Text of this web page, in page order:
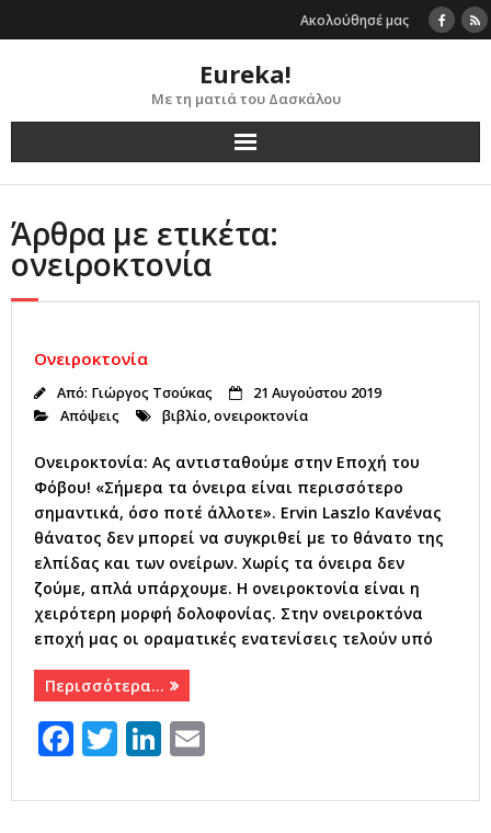
to
Ακολούθησέ μας
Eureka!
Με τη ματιά του Δασκάλου
Άρθρα με ετικέτα:
ονειροκτονία
Ονειροκτονία
Από: Γιώργος Τσούκας
21 Αυγούστου 2019
Απόψεις
βιβλίο,ονειροκτονία
Ονειροκτονία: Ας αντισταθούμε στην Εποχή του
Φόβου! «Σήμερα τα όνειρα είναι περισσότερο
σημαντικά, όσο ποτέ άλλοτε». Ervin Laszlo Κανένας
θάνατος δεν μπορεί να συγκριθεί με το θάνατο της
ελπίδας και των ονείρων. Χωρίς τα όνειρα δεν
ζούμε, απλά υπάρχουμε. Η ονειροκτονία είναι η
χειρότερη μορφή δολοφονίας. Στην ονειροκτόνα
εποχή μας οι οραματικές ενατενίσεις τελούν υπό
Περισσότερα…
F
c
T
it
Li
k ai